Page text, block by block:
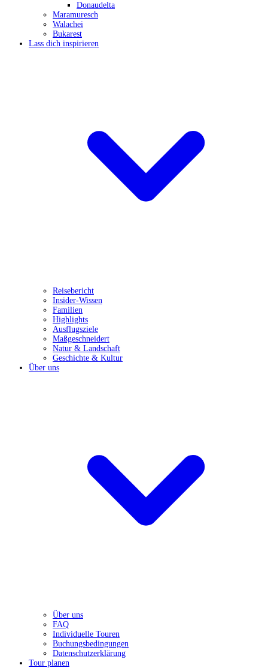
Donaudelta
Maramuresch
Walachei
Bukarest
Lass dich inspirieren
Reisebericht
Insider-Wissen
Familien
Highlights
Ausflugsziele
Maßgeschneidert
Natur & Landschaft
Geschichte & Kultur
Über uns
Über uns
FAQ
Individuelle Touren
Buchungsbedingungen
Datenschutzerklärung
Tour planen